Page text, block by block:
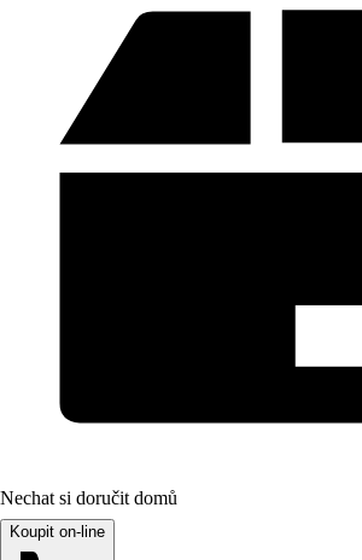
Nechat si doručit domů
Koupit on-line